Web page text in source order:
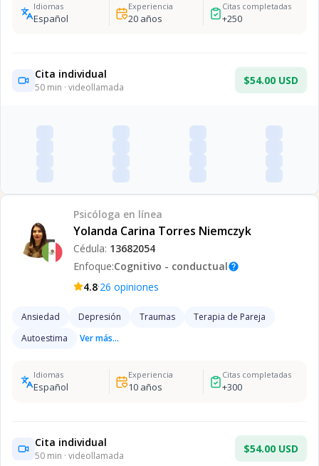
Idiomas
Español
Experiencia
20años
Citas completadas
+250
Cita individual
50 min · videollamada
$54.00 USD
Psicóloga en línea
Yolanda Carina Torres Niemczyk
Cédula: 13682054
Enfoque:Cognitivo - conductualhelp
4.8·26 opiniones
Ansiedad Depresión Traumas
Terapia de Pareja
Autoestima
Ver más...
Idiomas
Español
Experiencia
10años
Citas completadas
+300
Cita individual
50 min · videollamada
$54.00 USD